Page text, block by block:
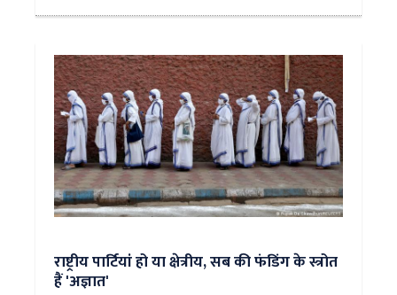
राष्ट्रीय पार्टियां हो या क्षेत्रीय, सब की फंडिंग के स्त्रोत
हैं 'अज्ञात'